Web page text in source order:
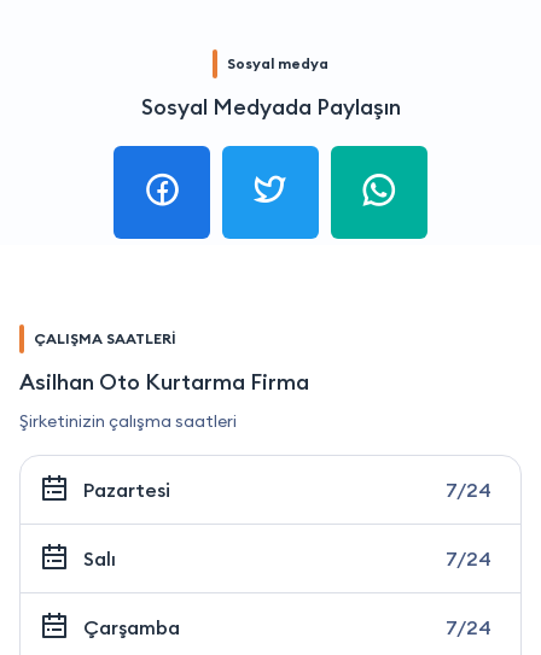
Sosyal medya
Sosyal Medyada Paylaşın
ÇALIŞMA SAATLERİ
Asilhan Oto Kurtarma Firma
Şirketinizin çalışma saatleri
Pazartesi 7/24
Salı 7/24
Çarşamba 7/24